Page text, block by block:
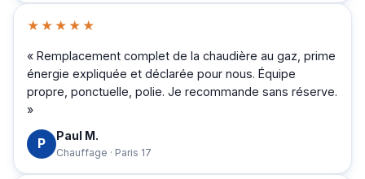
★★★★★
« Remplacement complet de la chaudière au gaz, prime
énergie expliquée et déclarée pour nous. Équipe
propre, ponctuelle, polie. Je recommande sans réserve.
»
P Paul M.
Chauffage · Paris 17